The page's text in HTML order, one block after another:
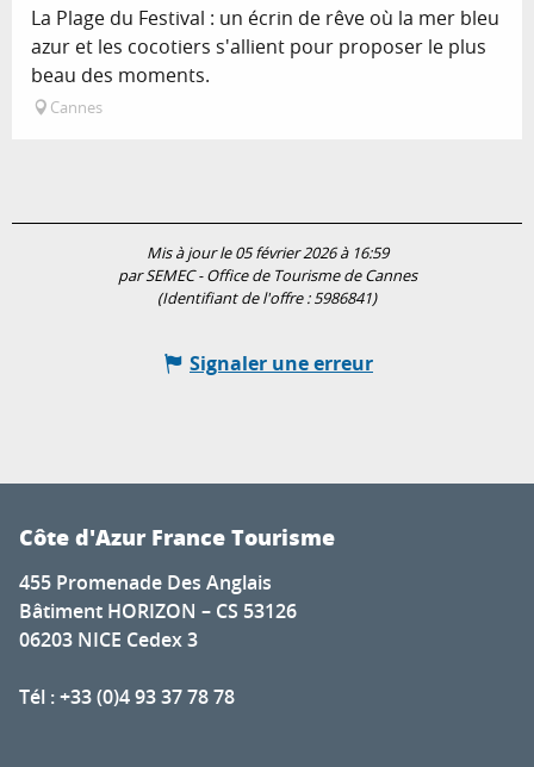
La Plage du Festival : un écrin de rêve où la mer bleu
azur et les cocotiers s'allient pour proposer le plus
beau des moments.
Cannes
Mis à jour le 05 février 2026 à 16:59
par SEMEC - Office de Tourisme de Cannes
(Identifiant de l'offre :5986841)
Signaler une erreur
Côte d'Azur France Tourisme
455 Promenade Des Anglais
Bâtiment HORIZON – CS 53126
06203 NICE Cedex 3
Tél : +33 (0)4 93 37 78 78